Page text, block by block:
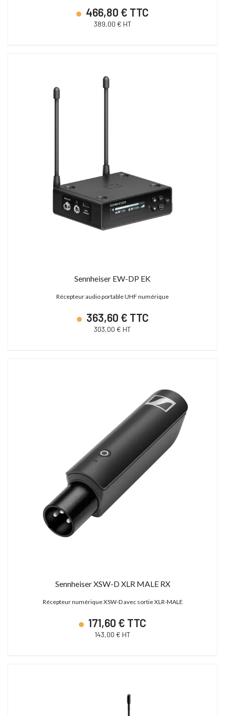
466,80 € TTC
389,00 € HT
Sennheiser EW-DP EK
Récepteur audio portable UHF numérique
363,60 € TTC
303,00 € HT
Sennheiser XSW-D XLR MALE RX
Récepteur numérique XSW-D avec sortie XLR-MALE
171,60 € TTC
143,00 € HT